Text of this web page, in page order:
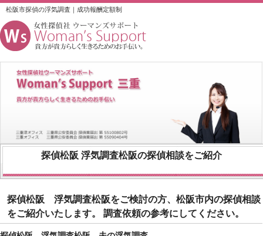
松阪市探偵の浮気調査｜成功報酬定額制
探偵松阪 浮気調査松阪の探偵相談をご紹介
探偵松阪 浮気調査松阪をご検討の方、松阪市内の探偵相談
をご紹介いたします。 調査依頼の参考にしてください。